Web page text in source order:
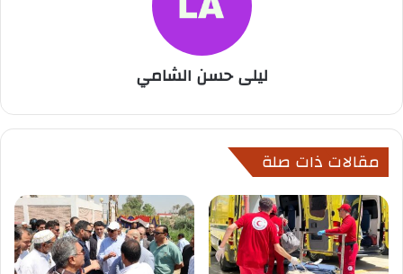
ليلى حسن الشامي
مقالات ذات صلة